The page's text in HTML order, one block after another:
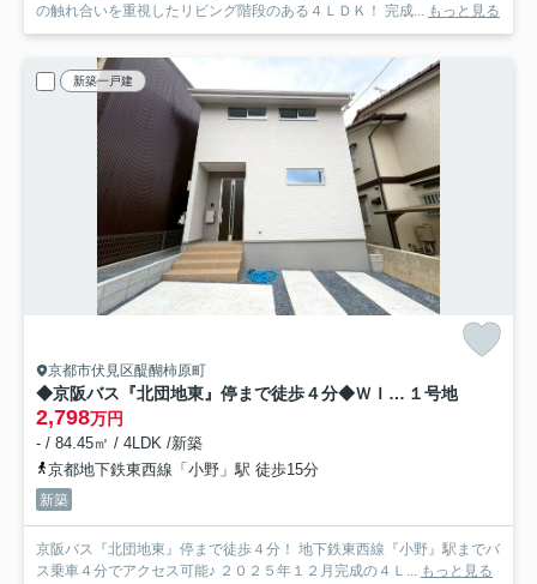
の触れ合いを重視したリビング階段のある４ＬＤＫ！ 完成...
もっと見る
新築一戸建
京都市伏見区醍醐柿原町
◆京阪バス『北団地東』停まで徒歩４分◆ＷＩＣ付き◆陽当たり・通風良好◆伏見区醍醐柿原町１期 １号地
2,798万円
- / 84.45㎡ / 4LDK /新築
京都地下鉄東西線「小野」駅 徒歩15分
新築
京阪バス『北団地東』停まで徒歩４分！ 地下鉄東西線『小野』駅までバ
ス乗車４分でアクセス可能♪ ２０２５年１２月完成の４Ｌ... もっと見る